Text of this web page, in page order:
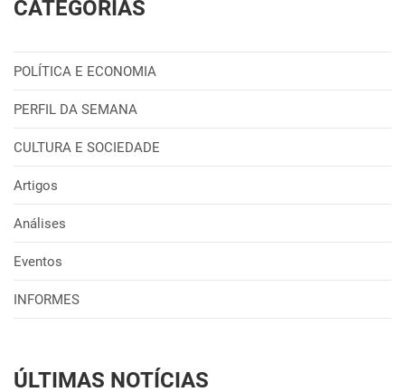
CATEGORIAS
POLÍTICA E ECONOMIA
PERFIL DA SEMANA
CULTURA E SOCIEDADE
Artigos
Análises
Eventos
INFORMES
ÚLTIMAS NOTÍCIAS